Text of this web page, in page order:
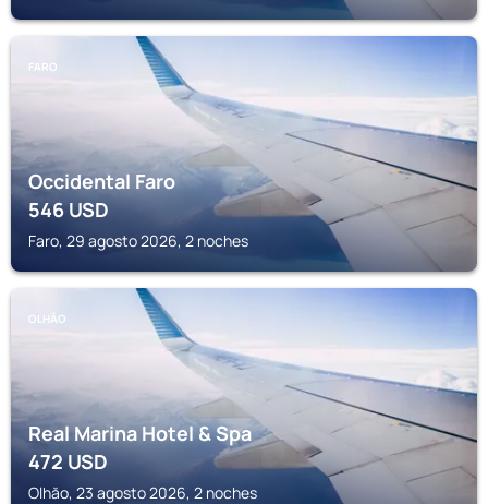
FARO
Occidental Faro
546USD
Faro, 29 agosto 2026, 2 noches
OLHĂO
Real Marina Hotel & Spa
472USD
Olhăo, 23 agosto 2026, 2 noches